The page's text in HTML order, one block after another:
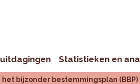
Statistieken en
bijzonder bestemmingsplan (BBP)